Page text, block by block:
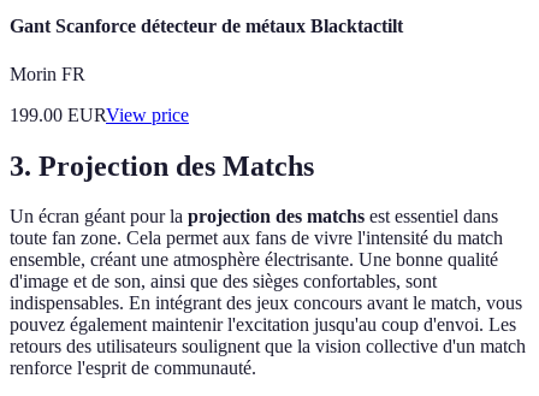
Gant Scanforce détecteur de métaux Blacktactilt
Morin FR
199.00 EURView price
3. Projection des Matchs
Un écran géant pour la projection des matchs est essentiel dans
toute fan zone. Cela permet aux fans de vivre l'intensité du match
ensemble, créant une atmosphère électrisante. Une bonne qualité
d'image et de son, ainsi que des sièges confortables, sont
indispensables. En intégrant des jeux concours avant le match, vous
pouvez également maintenir l'excitation jusqu'au coup d'envoi. Les
retours des utilisateurs soulignent que la vision collective d'un match
renforce l'esprit de communauté.